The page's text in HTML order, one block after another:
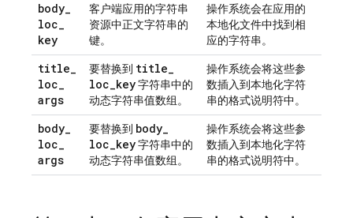
body_
loc_
key
客户端应用的字符串
资源中正文字符串的
键。
操作系统会在应用的
本地化文件中找到相
应的字符串。
title_
loc_
args
要替换到 title_
loc_key字符串中的
动态字符串值数组。
操作系统会将这些参
数插入到本地化字符
串的格式说明符中。
body_
loc_
args
要替换到 body_
loc_key字符串中的
动态字符串值数组。
操作系统会将这些参
数插入到本地化字符
串的格式说明符中。